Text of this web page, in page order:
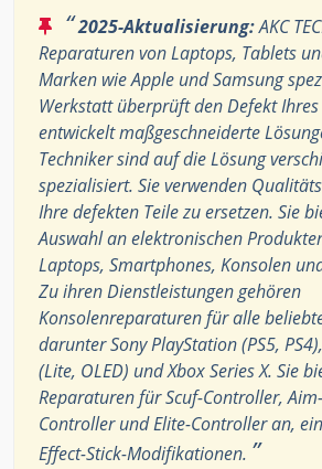
“2025-Aktualisierung:AKC
Reparaturen von Laptops, Tablets
Marken wie Apple und Samsung
Werkstatt überprüft den Defekt
entwickelt maßgeschneiderte
Techniker sind auf die Lösung
spezialisiert. Sie verwenden
Ihre defekten Teile zu ersetzen. Sie
Auswahl an elektronischen
Laptops, Smartphones, Konsolen
Zu ihren Dienstleistungen gehören
Konsolenreparaturen für alle
darunter Sony PlayStation (PS5,
(Lite, OLED) und Xbox Series X. Sie
Reparaturen für Scuf-Controller,
Controller und Elite-Controller an,
Effect-Stick-Modifikationen. ”